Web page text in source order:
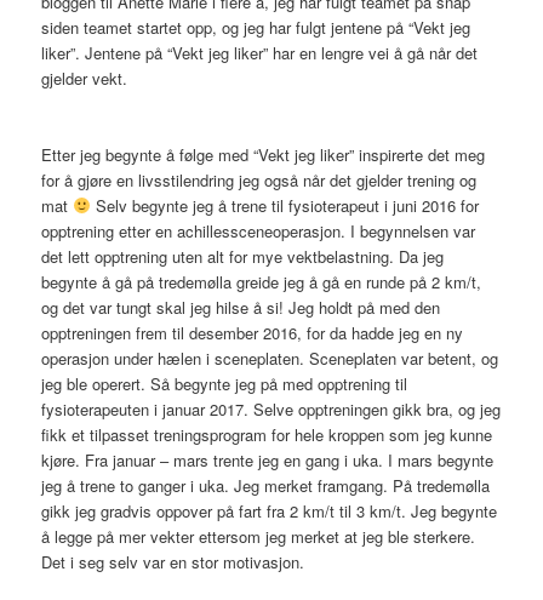
siden teamet startet opp, og jeg har fulgt jentene på “Vekt jeg
liker”. Jentene på “Vekt jeg liker” har en lengre vei å gå når det
gjelder vekt.
Etter jeg begynte å følge med “Vekt jeg liker” inspirerte det meg
for å gjøre en livsstilendring jeg også når det gjelder trening og
mat
Selv begynte jeg å trene til fysioterapeut i juni 2016 for
opptrening etter en achillessceneoperasjon. I begynnelsen var
det lett opptrening uten alt for mye vektbelastning. Da jeg
begynte å gå på tredemølla greide jeg å gå en runde på 2 km/t,
og det var tungt skal jeg hilse å si! Jeg holdt på med den
opptreningen frem til desember 2016, for da hadde jeg en ny
operasjon under hælen i sceneplaten. Sceneplaten var betent, og
jeg ble operert. Så begynte jeg på med opptrening til
fysioterapeuten i januar 2017. Selve opptreningen gikk bra, og jeg
fikk et tilpasset treningsprogram for hele kroppen som jeg kunne
kjøre. Fra januar – mars trente jeg en gang i uka. I mars begynte
jeg å trene to ganger i uka. Jeg merket framgang. På tredemølla
gikk jeg gradvis oppover på fart fra 2 km/t til 3 km/t. Jeg begynte
å legge på mer vekter ettersom jeg merket at jeg ble sterkere.
Det i seg selv var en stor motivasjon.